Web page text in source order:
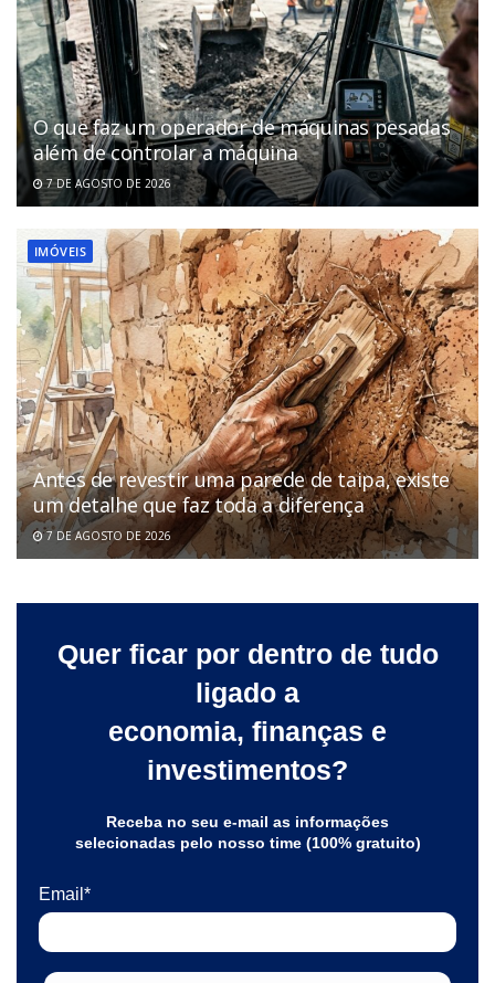
O que faz um operador de máquinas pesadas
além de controlar a máquina
7 DE AGOSTO DE 2026
IMÓVEIS
Antes de revestir uma parede de taipa, existe
um detalhe que faz toda a diferença
7 DE AGOSTO DE 2026
Quer ficar por dentro de tudo
ligado a
economia, finanças e
investimentos?
Receba no seu e-mail as informações
selecionadas pelo nosso time (100% gratuito)
Email*